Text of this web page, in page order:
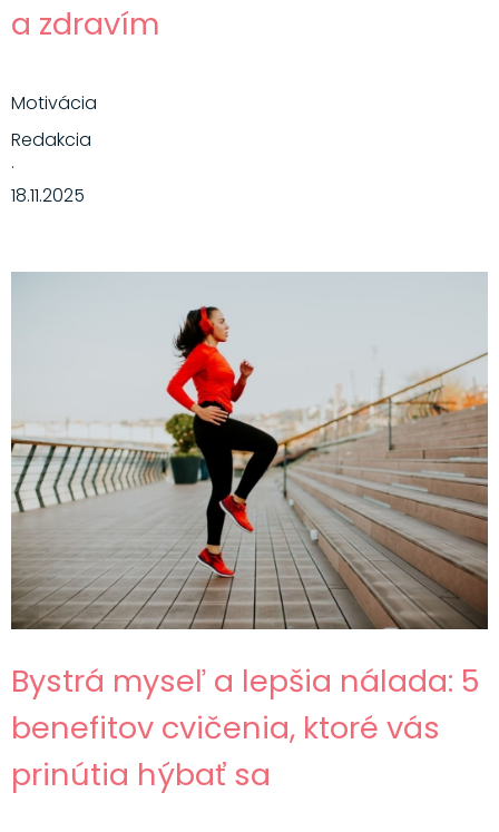
a zdravím
Motivácia
Redakcia
·
18.11.2025
Bystrá myseľ a lepšia nálada: 5
benefitov cvičenia, ktoré vás
prinútia hýbať sa